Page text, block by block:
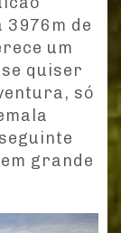
3976m de
um
quiser
só
grande